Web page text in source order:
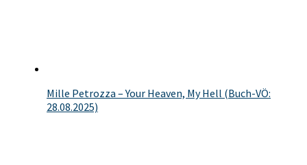
Mille Petrozza – Your Heaven, My Hell (Buch-VÖ:
28.08.2025)